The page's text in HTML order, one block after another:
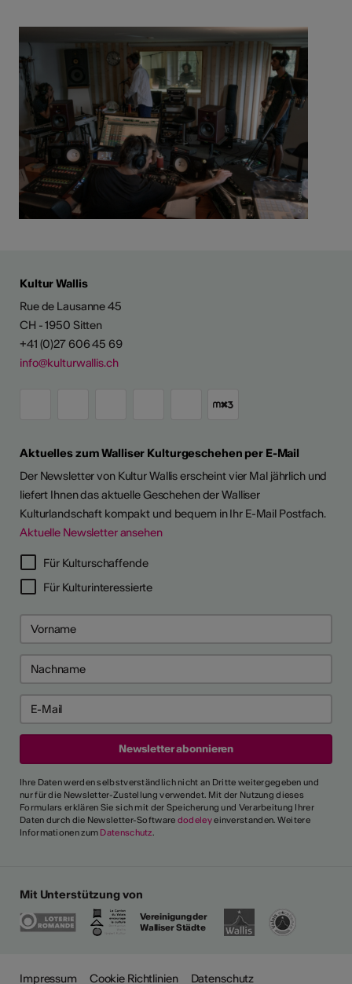
Kultur Wallis
Rue de Lausanne 45
CH - 1950 Sitten
+41 (0)27 606 45 69
info@kulturwallis.ch
Aktuelles zum Walliser Kulturgeschehen per E-Mail
Der Newsletter von Kultur Wallis erscheint vier Mal jährlich und
liefert Ihnen das aktuelle Geschehen der Walliser
Kulturlandschaft kompakt und bequem in Ihr E-Mail Postfach.
Aktuelle Newsletter ansehen
Für Kulturschaffende
Für Kulturinteressierte
Ihre Daten werden selbstverständlich nicht an Dritte weitergegeben und
nur für die Newsletter-Zustellung verwendet. Mit der Nutzung dieses
Formulars erklären Sie sich mit der Speicherung und Verarbeitung Ihrer
Daten durch die Newsletter-Software dodeleyeinverstanden. Weitere
Informationen zum Datenschutz.
Mit Unterstützung von
Vereinigung der
Walliser Städte
Impressum Cookie Richtlinien Datenschutz